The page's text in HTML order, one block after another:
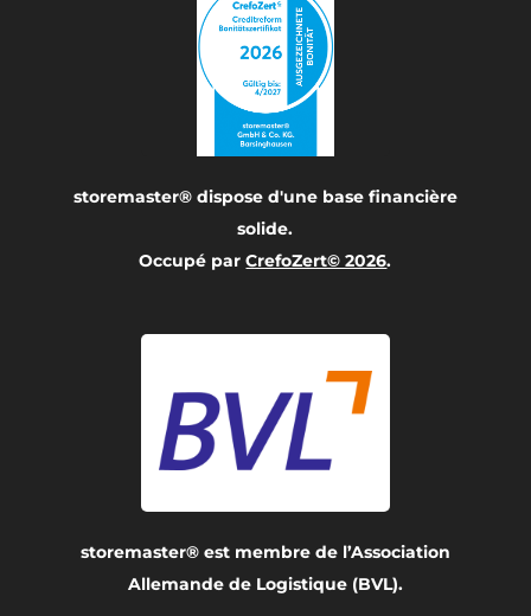
storemaster® dispose d'une base financière
solide.
Occupé parCrefoZert© 2026.
storemaster® est membre de l’Association
Allemande de Logistique (BVL).